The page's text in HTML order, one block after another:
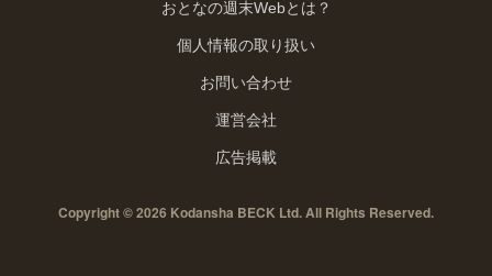
おとなの週末Webとは？
個人情報の取り扱い
お問い合わせ
運営会社
広告掲載
Copyright © 2026 Kodansha BECK Ltd. All Rights Reserved.